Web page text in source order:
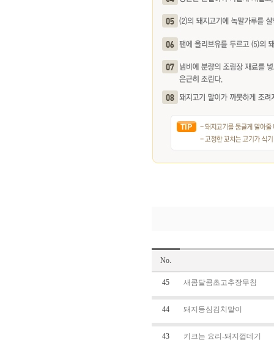
No.
45 새콤달콤초고추장무침
44 돼지등심김치말이
43 키크는 요리-돼지껍데기